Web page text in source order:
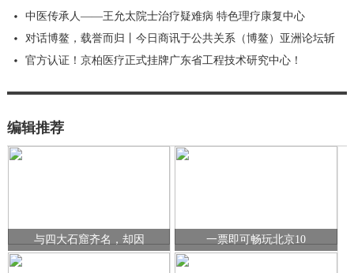
中医传承人——王允太院士治疗疑难病 特色理疗康复中心
对话博鳌，载誉而归丨今日商讯于公共关系（博鳌）亚洲论坛斩
官方认证！京柏医疗正式挂牌广东省工程技术研究中心！
编辑推荐
与四大石窟齐名，却因 一票即可畅玩北京10